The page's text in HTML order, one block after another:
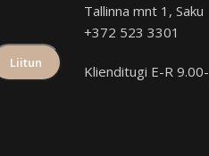
Tallinna mnt 1, Saku
+372 523 3301
Klienditugi E-R